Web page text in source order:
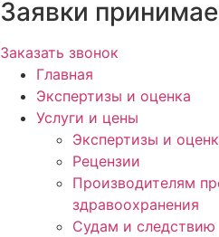
Заявки
Заказать звонок
Главная
Экспертизы и оценка
Услуги и цены
Экспертизы и
Рецензии
Производителям
здравоохранения
Судам и следствию